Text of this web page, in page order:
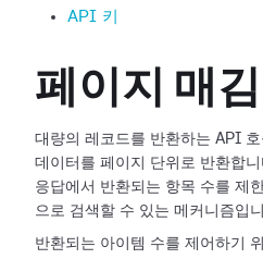
API 키
페이지 매김
대량의 레코드를 반환하는 API
데이터를 페이지 단위로 반환합
응답에서 반환되는 항목 수를 제
으로 검색할 수 있는 메커니즘입
반환되는 아이템 수를 제어하기